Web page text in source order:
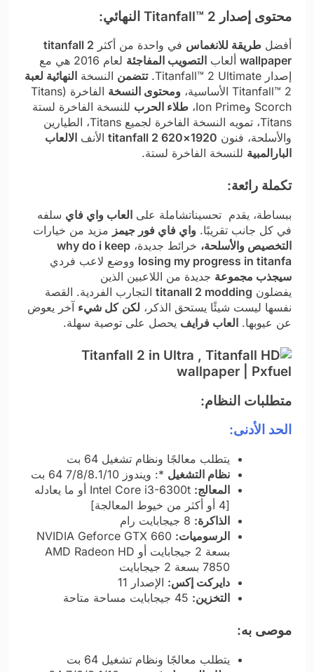
محتوى إصدار Titanfall™ 2 النهائي:
أفضل طريقة للانغماس في واحدة من أكثر titanfall 2
wallpaper ألعاب التصويب المفاجئة
لعام 2016 هي مع
إصدار Titanfall™ 2 Ultimate.
تتضمن النسخة النهائية لعبة
Titanfall™ 2 الأساسية،
ومحتوى النسخة
الفاخرة (Titans
Scorch وIon Prime،
طلاء الحرب للنسخة الفاخرة لستة
Titans، تمويه النسخة الفاخرة لجميع Titans، الطيارين
والأسلحة، فنون 1920×620 titanfall 2 الأنف الالعاب
البارالمبية للنسخة الفاخرة لستة.
تكملة رائعة:
ببساطة، يقدم تحسيناتشاملة على العاب واي فاي سلفه
في كل جانب تقريبًا. واي فاي فور جيمز مزيد من خيارات
التخصيص والأسلحة، خرائط جديدة، why do i keep
losing my progress in titanfa ووضع لاعب فردي
سيجذب مجموعة جديدة من اللاعبين الذين
يفضلون titanall 2 modding التجارب الفردية. القصة
نفسها ليست شيئًا يستحق الذكر، لكن كل شيء آخر يعوض
عن عيوبها. العاب فرايف​ يحصل على توصية سهلة.
متطلبات النظام:
الحد الأدنى:
يتطلب معالجًا ونظام تشغيل 64 بت
نظام التشغيل *: ويندوز 7/8/8.1/10 64 بت
المعالج:
Intel Core i3-6300t أو ما يعادله
[4 أو أكثر من خيوط المعالجة]
الذاكرة:
الرسوميات: NVIDIA Geforce GTX 660
بسعة 2 جيجابايت أو AMD Radeon HD
7850 بسعة 2 جيجابايت
دايركت إكس: الإصدار 11
التخزين:
موصى به:
يتطلب معالجًا ونظام تشغيل 64 بت